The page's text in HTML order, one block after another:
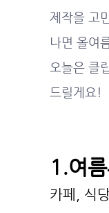
제작을 고
나면 올여
오늘은 클
드릴게요!
1.여
카페, 식